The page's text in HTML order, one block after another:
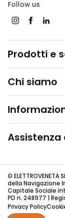
Follow us
Prodotti e
Chi siamo
Assistenza
©
della Navigazione
Capitale Sociale
PD n. 248977 |
Privacy Policy